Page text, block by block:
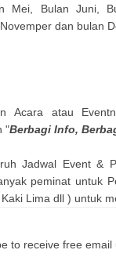
Mei, Bulan Juni,
dan bulan
Acara atau
"Berbagi Info,
Jadwal Event &
peminat untuk
Lima dll ) untuk
to receive free email